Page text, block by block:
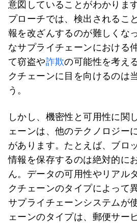
意図していることがわかりま
プローチでは、検出されるこ
報を改ざんするのが難しくな
なサプライチェーンにおける
て窃盗や詐欺の可能性を考え
クチェーンに目を向けるのは
う。
しかし、機密性と可用性に関
ェーンは、他のテクノロジー
があります。たとえば、ブロ
情報を保存するのは絶対的に
ん。データの可用性やリアル
クチェーンのタイプによって
サプライチェーンシステムが
ェーンのタイプは、郵便サー